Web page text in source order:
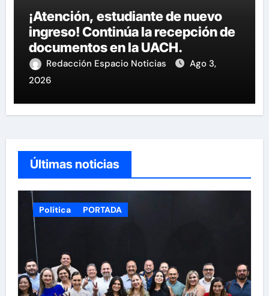
¡Atención, estudiante de nuevo
ingreso! Continúa la recepción de
documentos en la UACH.
Redacción Espacio Noticias
Ago 3,
2026
Últimas noticias
Política PORTADA